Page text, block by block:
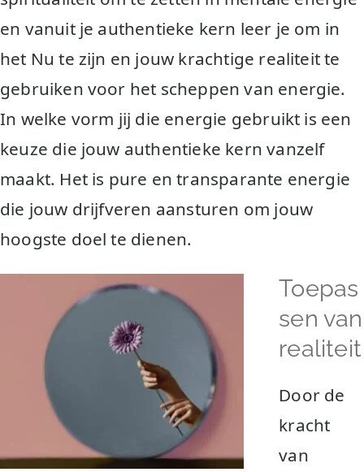
en vanuit je authentieke kern leer je om in
het Nu te zijn en jouw krachtige realiteit te
gebruiken voor het scheppen van energie.
In welke vorm jij die energie gebruikt is een
keuze die jouw authentieke kern vanzelf
maakt. Het is pure en transparante energie
die jouw drijfveren aansturen om jouw
hoogste doel te dienen.
Toepas
sen van
realiteit
Door de
kracht
van